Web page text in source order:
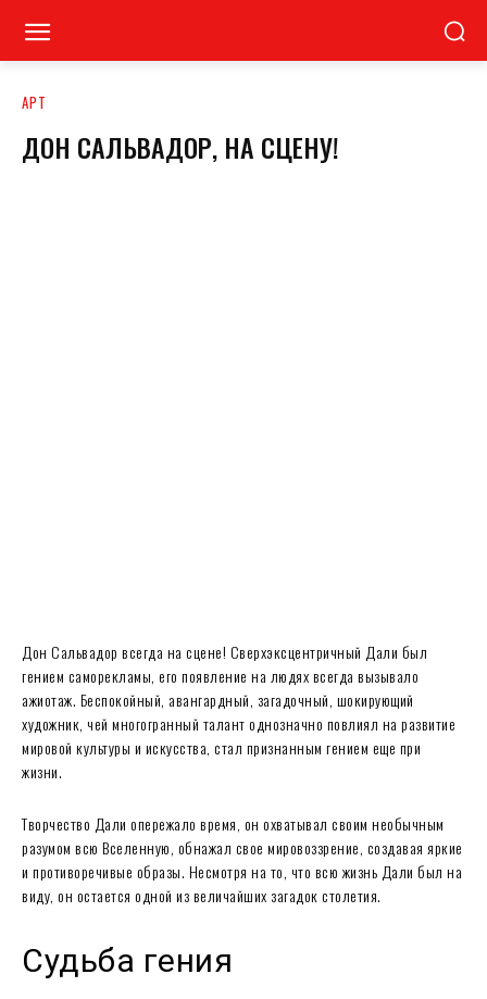
АРТ
ДОН САЛЬВАДОР, НА СЦЕНУ!
Дон Сальвадор всегда на сцене! Сверхэксцентричный Дали был
гением саморекламы, его появление на людях всегда вызывало
ажиотаж. Беспокойный, авангардный, загадочный, шокирующий
художник, чей многогранный талант однозначно повлиял на развитие
мировой культуры и искусства, стал признанным гением еще при
жизни.
Творчество Дали опережало время, он охватывал своим необычным
разумом всю Вселенную, обнажал свое мировоззрение, создавая яркие
и противоречивые образы. Несмотря на то, что всю жизнь Дали был на
виду, он остается одной из величайших загадок столетия.
Судьба гения